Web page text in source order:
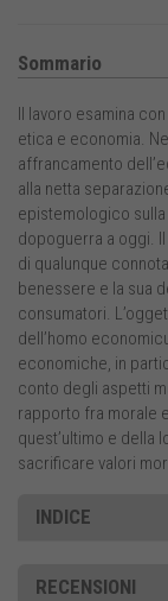
Sommario
Il lavoro esamina
etica e economia.
affrancamento
alla netta
epistemologico
dopoguerra a oggi.
di qualunque
benessere e la sua
consumatori.
dell’homo
economiche, in
conto degli aspetti
rapporto fra morale
quest’ultimo e della
sacrificare valori
INDICE
RECENSIONI